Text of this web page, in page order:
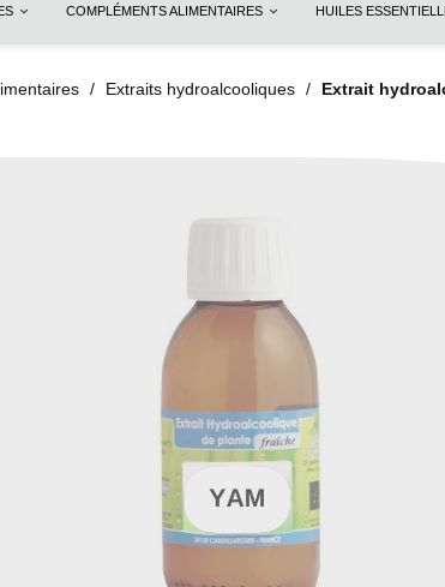
COMPLÉMENTS ALIMENTAIRES HUILES
Extraits hydroalcooliques Extrait